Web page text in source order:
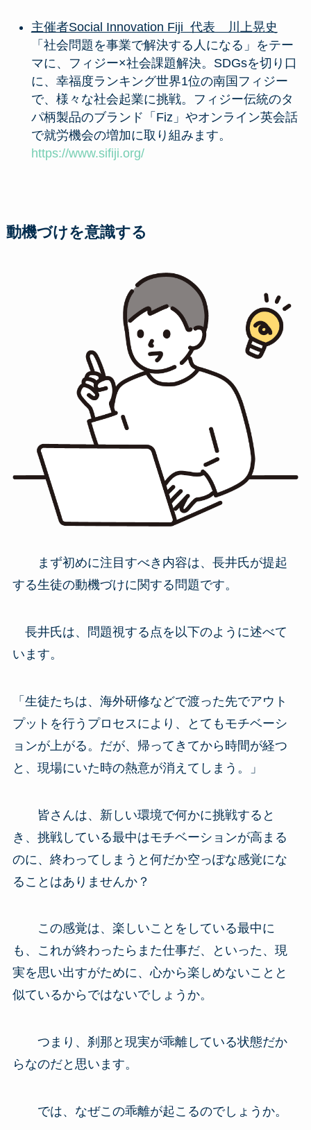
主催者Social Innovation Fiji 代表 川上晃史
「社会問題を事業で解決する人になる」をテー
マに、フィジー×社会課題解決。SDGsを切り口
に、幸福度ランキング世界1位の南国フィジー
で、様々な社会起業に挑戦。フィジー伝統のタ
パ柄製品のブランド「Fiz」やオンライン英会話
で就労機会の増加に取り組みます。
https://www.sifiji.org/
動機づけを意識する
まず初めに注目すべき内容は、長井氏が提起
する生徒の動機づけに関する問題です。
長井氏は、問題視する点を以下のように述べて
います。
「生徒たちは、海外研修などで渡った先でアウト
プットを行うプロセスにより、とてもモチベーシ
ョンが上がる。だが、帰ってきてから時間が経つ
と、現場にいた時の熱意が消えてしまう。」
皆さんは、新しい環境で何かに挑戦すると
き、挑戦している最中はモチベーションが高まる
のに、終わってしまうと何だか空っぽな感覚にな
ることはありませんか？
この感覚は、楽しいことをしている最中に
も、これが終わったらまた仕事だ、といった、現
実を思い出すがために、心から楽しめないことと
似ているからではないでしょうか。
つまり、刹那と現実が乖離している状態だか
らなのだと思います。
では、なぜこの乖離が起こるのでしょうか。